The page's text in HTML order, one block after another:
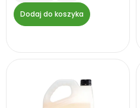
Dodaj do koszyka